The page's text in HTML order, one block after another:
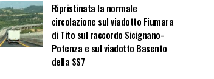
Ripristinata la normale
circolazione sul viadotto Fiumara
di Tito sul raccordo Sicignano-
Potenza e sul viadotto Basento
della SS7